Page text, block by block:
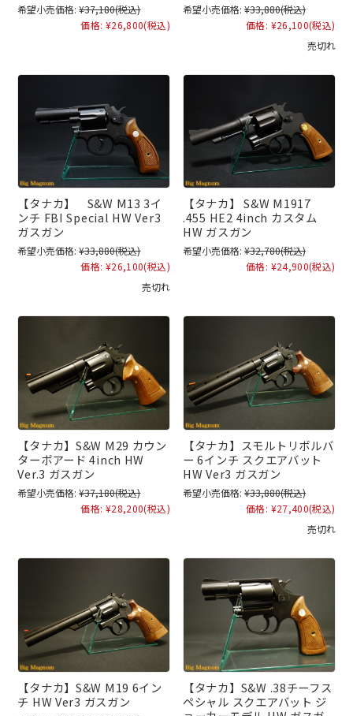
希望小売価格: ¥37,180(税込)
価格: ¥26,800(税込)
希望小売価格: ¥33,880(税込)
価格: ¥26,100(税込)
売切れ
【タナカ】 S&W M13 3イ
ンチ FBI Special HW Ver3
ガスガン
希望小売価格: ¥33,880(税込)
価格: ¥26,100(税込)
売切れ
【タナカ】 S&W M1917
.455 HE2 4inch カスタム
HW ガスガン
希望小売価格: ¥32,780(税込)
価格: ¥24,900(税込)
【タナカ】S&W M29 カウン
ターボアード 4inch HW
Ver.3 ガスガン
希望小売価格: ¥37,180(税込)
価格: ¥28,200(税込)
【タナカ】スモルトリボルバ
ー 6インチ スクエアバット
HW Ver3 ガスガン
希望小売価格: ¥33,880(税込)
価格: ¥27,400(税込)
売切れ
【タナカ】S&W M19 6イン
チ HW Ver3 ガスガン
【タナカ】S&W .38チーフス
ペシャル スクエアバット ジ